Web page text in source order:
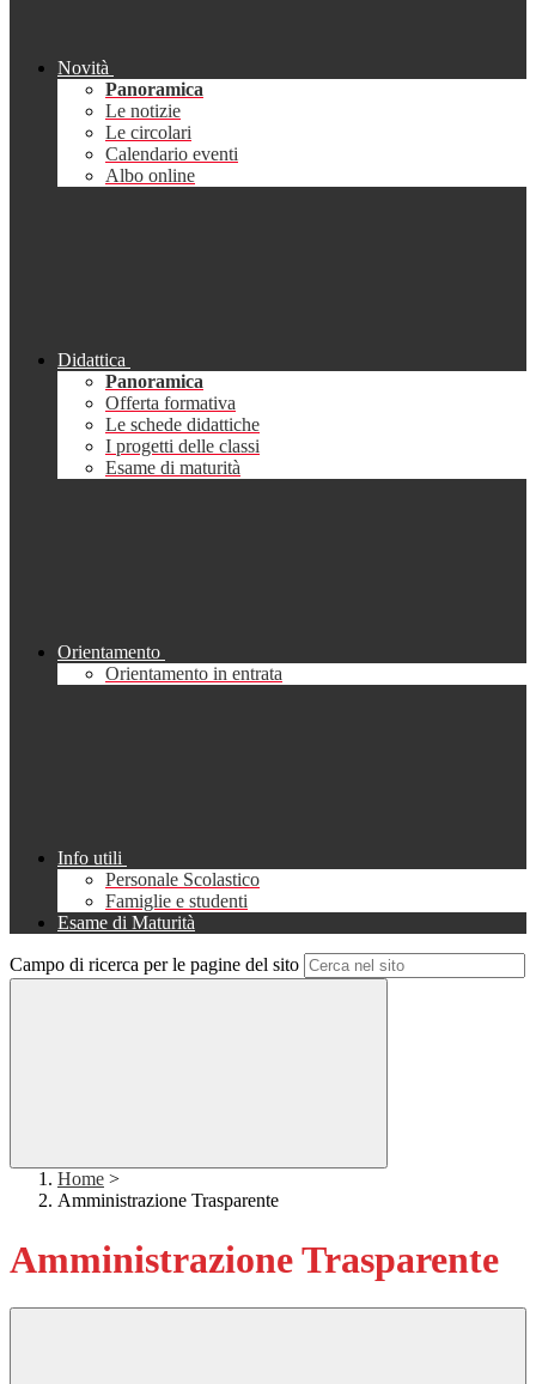
Novità
Panoramica
Le notizie
Le circolari
Calendario eventi
Albo online
Didattica
Panoramica
Offerta formativa
Le schede didattiche
I progetti delle classi
Esame di maturità
Orientamento
Orientamento in entrata
Info utili
Personale Scolastico
Famiglie e studenti
Esame di Maturità
Campo di ricerca per le pagine del sito
Home >
Amministrazione Trasparente
Amministrazione Trasparente